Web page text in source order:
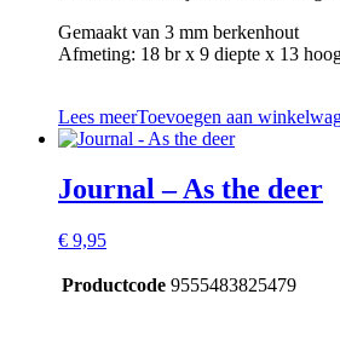
Gemaakt van 3 mm berkenhout
Afmeting: 18 br x 9 diepte x 13
Lees meerToevoegen aan
Journal – As the deer
€ 9,95
Productcode 9555483825479